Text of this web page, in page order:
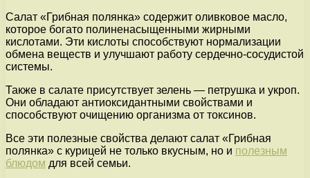
Салат «Грибная полянка» содержит оливковое масло,
которое богато полиненасыщенными жирными
кислотами. Эти кислоты способствуют нормализации
обмена веществ и улучшают работу сердечно-сосудистой
системы.
Также в салате присутствует зелень — петрушка и укроп.
Они обладают антиоксидантными свойствами и
способствуют очищению организма от токсинов.
Все эти полезные свойства делают салат «Грибная
полянка» с курицей не только вкусным, но и полезным
блюдом для всей семьи.